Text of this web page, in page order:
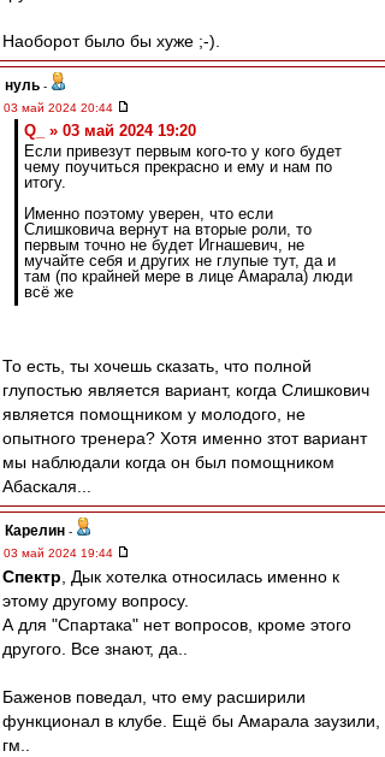
Наоборот было бы хуже ;-).
нуль -
03 май 2024 20:44
Q_ » 03 май 2024 19:20
Если привезут первым кого-то у кого будет
чему поучиться прекрасно и ему и нам по
итогу.
Именно поэтому уверен, что если
Слишковича вернут на вторые роли, то
первым точно не будет Игнашевич, не
мучайте себя и других не глупые тут, да и
там (по крайней мере в лице Амарала) люди
всё же
То есть, ты хочешь сказать, что полной
глупостью является вариант, когда Слишкович
является помощником у молодого, не
опытного тренера? Хотя именно зтот вариант
мы наблюдали когда он был помощником
Абаскаля...
Карелин -
03 май 2024 19:44
Спектр , Дык хотелка относилась именно к
этому другому вопросу.
А для "Спартака" нет вопросов, кроме этого
другого. Все знают, да..
Баженов поведал, что ему расширили
функционал в клубе. Ещё бы Амарала заузили,
гм..